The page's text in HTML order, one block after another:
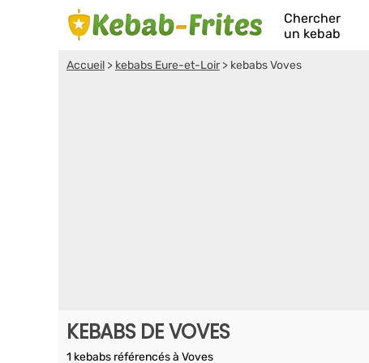
Chercher
un kebab
Accueil > kebabs Eure-et-Loir > kebabs Voves
KEBABS DE VOVES
1 kebabs référencés à Voves